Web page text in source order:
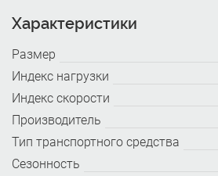
Характеристики
Размер
Индекс нагрузки
Индекс скорости
Производитель
Тип транспортного средства
Сезонность